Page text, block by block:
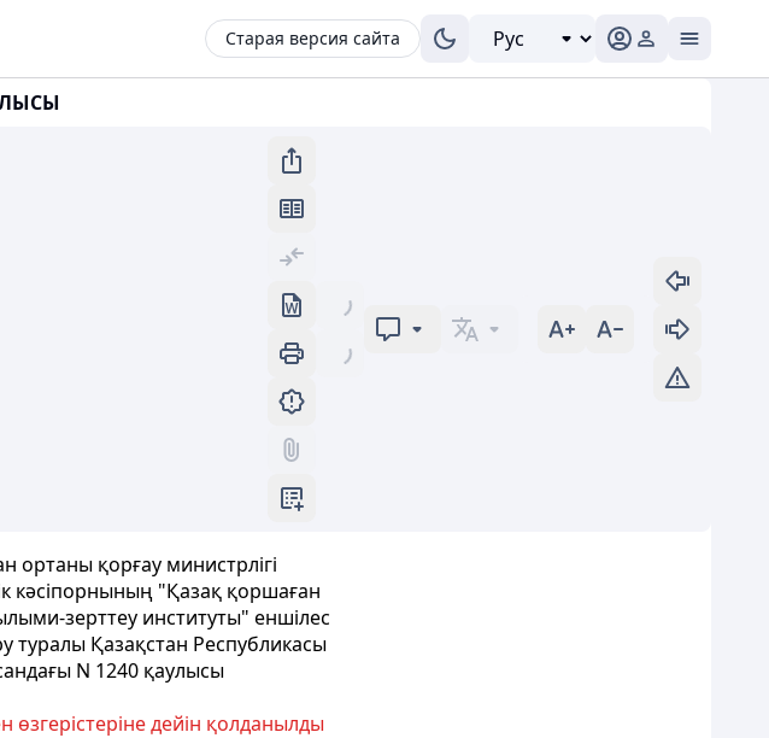
Старая версия сайта
ортаны қорғау министрлiгi
кәсiпорнының "Қазақ қоршаған
зерттеу институты" еншiлес
туралы Қазақстан Республикасы
N 1240 қаулысы
өзгерістеріне дейін қолданылды